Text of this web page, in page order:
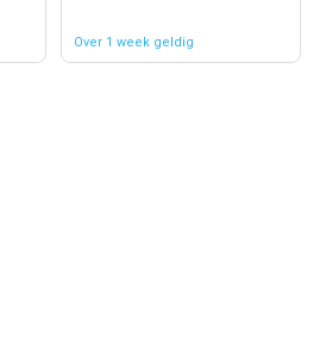
Over 1 week geldig